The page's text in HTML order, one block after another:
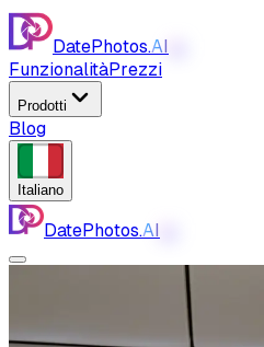
DatePhotos.AI
FunzionalitàPrezzi
Prodotti
Blog
Italiano
DatePhotos.AI